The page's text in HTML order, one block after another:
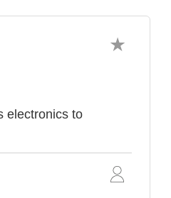
electronics to